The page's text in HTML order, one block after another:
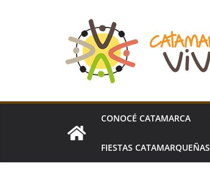
CONOCÉ CATAMARCA
FIESTAS CATAMARQUEÑAS